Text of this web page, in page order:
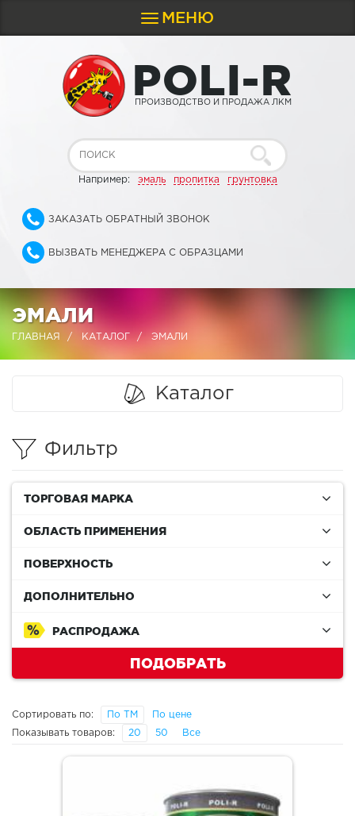
Toggle
navigation
МЕНЮ
POLI-R
ПРОИЗВОДСТВО И ПРОДАЖА ЛКМ
Например: эмаль пропитка грунтовка
ЗАКАЗАТЬ ОБРАТНЫЙ ЗВОНОК
ВЫЗВАТЬ МЕНЕДЖЕРА С ОБРАЗЦАМИ
ЭМАЛИ
ГЛАВНАЯ КАТАЛОГ ЭМАЛИ
Каталог
Фильтр
ТОРГОВАЯ МАРКА
ОБЛАСТЬ ПРИМЕНЕНИЯ
ПОВЕРХНОСТЬ
ДОПОЛНИТЕЛЬНО
РАСПРОДАЖА
ПОДОБРАТЬ
Сортировать по: По ТМ По цене
Показывать товаров: 20 50 Все